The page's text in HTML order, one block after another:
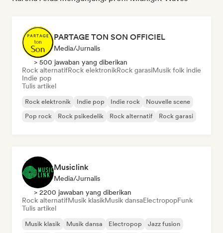
PARTAGE TON SON OFFICIEL
Media/Jurnalis
> 500 jawaban yang diberikan
Rock alternatifRock elektronikRock garasiMusik folk indie
Indie pop
Tulis artikel
Rock elektronik Indie pop Indie rock
Nouvelle scene
Pop rock
Rock psikedelik Rock alternatif Rock garasi
Musiclink
Media/Jurnalis
> 2200 jawaban yang diberikan
Rock alternatifMusik klasikMusik dansaElectropopFunk
Tulis artikel
Musik klasik Musik dansa Electropop
Jazz fusion